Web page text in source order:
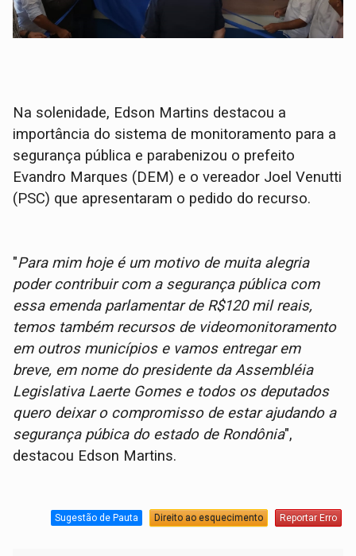
Na solenidade, Edson Martins destacou a
importância do sistema de monitoramento para a
segurança pública e parabenizou o prefeito
Evandro Marques (DEM) e o vereador Joel Venutti
(PSC) que apresentaram o pedido do recurso.
"Para mim hoje é um motivo de muita alegria
poder contribuir com a segurança pública com
essa emenda parlamentar de R$120 mil reais,
temos também recursos de videomonitoramento
em outros municípios e vamos entregar em
breve, em nome do presidente da Assembléia
Legislativa Laerte Gomes e todos os deputados
quero deixar o compromisso de estar ajudando a
segurança púbica do estado de Rondônia",
destacou Edson Martins.
Sugestão de Pauta Direito ao esquecimento Reportar Erro